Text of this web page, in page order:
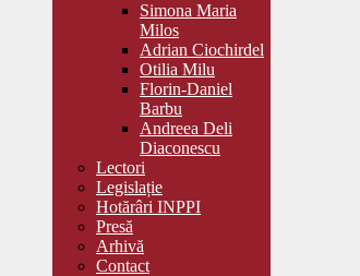
Simona Maria
Milos
Adrian Ciochirdel
Otilia Milu
Florin-Daniel
Barbu
Andreea Deli
Diaconescu
Lectori
Legislație
Hotărâri INPPI
Presă
Arhivă
Contact